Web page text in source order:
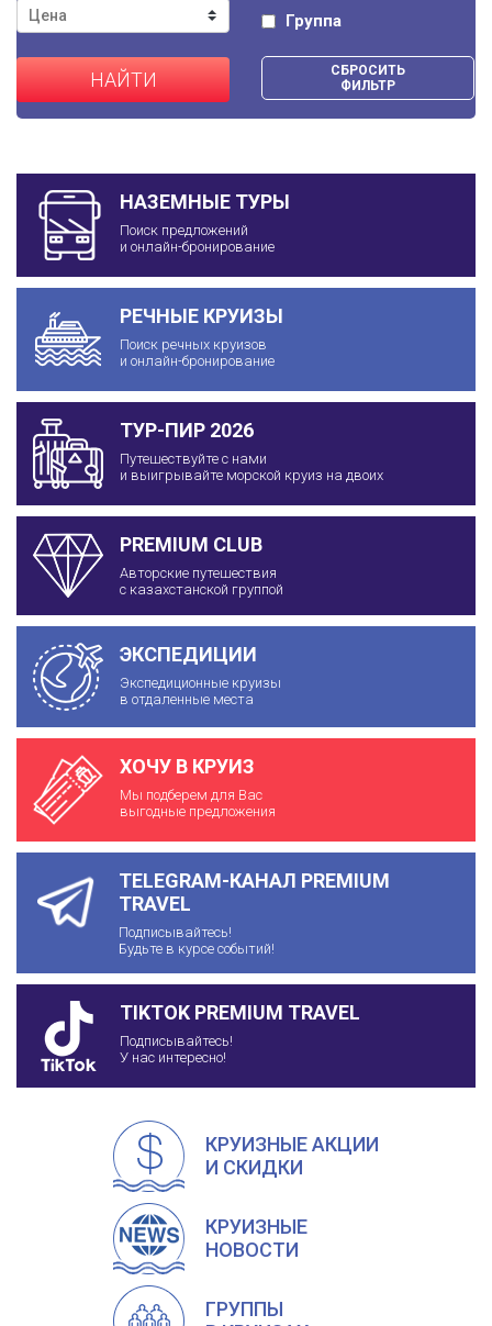
Группа
НАЙТИ
СБРОСИТЬ
ФИЛЬТР
НАЗЕМНЫЕ ТУРЫ
Поиск предложений
и онлайн-бронирование
РЕЧНЫЕ КРУИЗЫ
Поиск речных круизов
и онлайн-бронирование
ТУР-ПИР 2026
Путешествуйте с нами
и выигрывайте морской круиз на двоих
PREMIUM CLUB
Авторские путешествия
с казахстанской группой
ЭКСПЕДИЦИИ
Экспедиционные круизы
в отдаленные места
ХОЧУ В КРУИЗ
Мы подберем для Вас
выгодные предложения
TELEGRAM-КАНАЛ PREMIUM
TRAVEL
Подписывайтесь!
Будьте в курсе событий!
TIKTOK PREMIUM TRAVEL
Подписывайтесь!
У нас интересно!
КРУИЗНЫЕ АКЦИИ
И СКИДКИ
КРУИЗНЫЕ
НОВОСТИ
ГРУППЫ